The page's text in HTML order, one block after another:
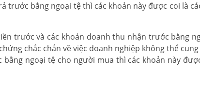
trước bằng ngoại tệ thì các khoản này được coi là
trước và các khoản doanh thu nhận trước bằng
chắc chắn về việc doanh nghiệp không thể
ngoại tệ cho người mua thì các khoản này